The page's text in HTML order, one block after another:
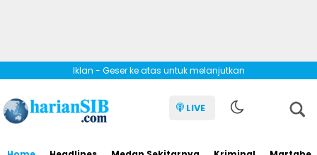
Iklan - Geser ke atas untuk melanjutkan
LIVE